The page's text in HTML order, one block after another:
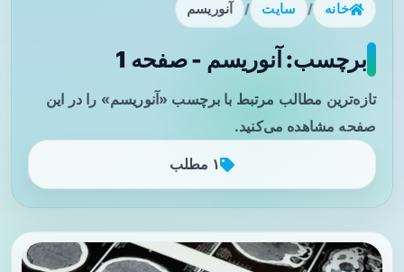
خانه / سایت / آنوریسم
برچسب: آنوریسم - صفحه 1
تازه‌ترین مطالب مرتبط با برچسب «آنوریسم» را در این
صفحه مشاهده می‌کنید.
۱ مطلب